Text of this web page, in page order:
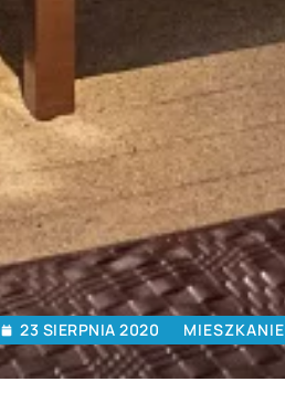
23 SIERPNIA 2020 MIESZKANIE